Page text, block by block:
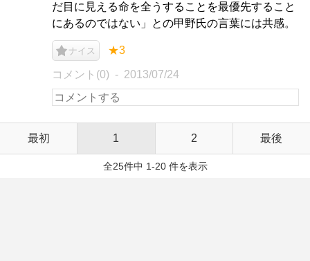
だ目に見える命を全うすることを最優先すること
にあるのではない」との甲野氏の言葉には共感。
ナイス ★3
コメント(0) 2013/07/24
最初 1 2 最後
全25件中 1-20 件を表示